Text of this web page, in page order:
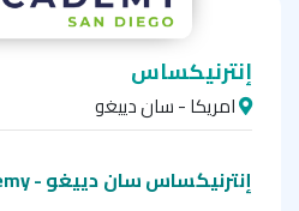
إنترنيكساس
امريكا - سان دييغو